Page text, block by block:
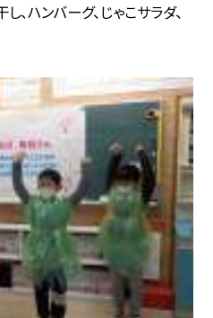
ハンバーグ、じゃこサラダ、